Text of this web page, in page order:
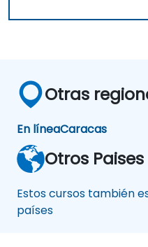
Otras
En líneaCaracas
Otros Paises
Estos cursos también
países